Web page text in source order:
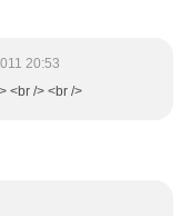
20:53
<br /> <br />